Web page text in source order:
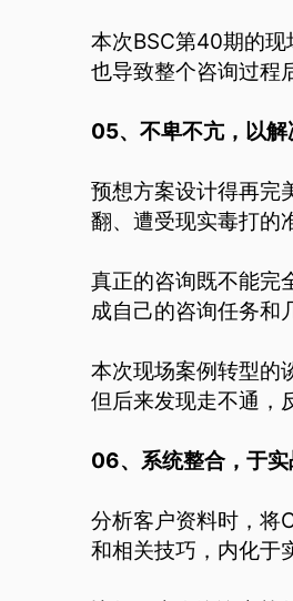
本次BSC第40期的现
也导致整个咨询过程
05、不卑不亢，以解
预想方案设计得再完
翻、遭受现实毒打的
真正的咨询既不能完
成自己的咨询任务和
本次现场案例转型的
但后来发现走不通，
06、系统整合，于
分析客户资料时，将
和相关技巧，内化于